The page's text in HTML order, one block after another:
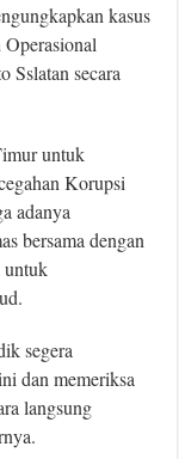
kasus
Sslatan secara
untuk
Korupsi
adanya
bersama dengan
untuk
segera
dan memeriksa
langsung